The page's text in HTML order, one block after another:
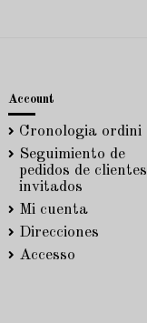
Account
Cronologia ordini
Seguimiento de
pedidos de clientes
invitados
Mi cuenta
Direcciones
Accesso